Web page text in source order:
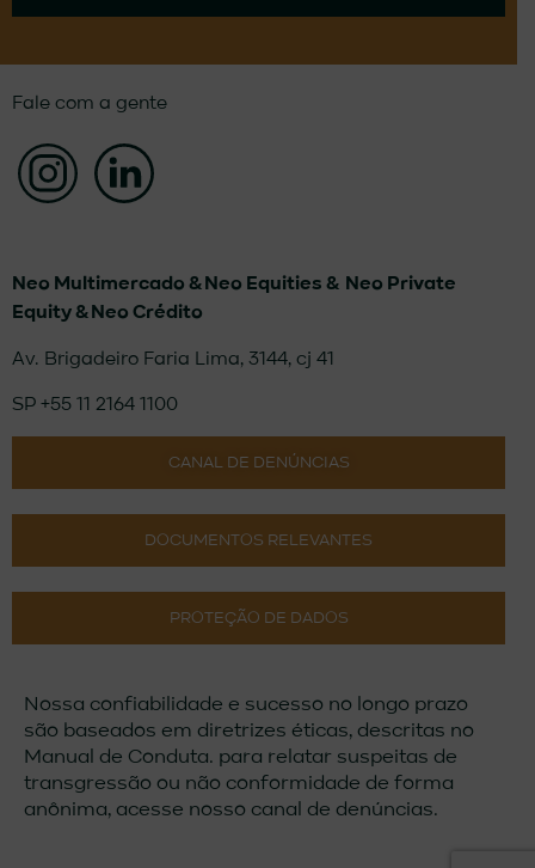
Fale com a gente
Neo Multimercado & Neo Equities & Neo Private
Equity & Neo Crédito
Av. Brigadeiro Faria Lima, 3144, cj 41
SP +55 11 2164 1100
CANAL DE DENÚNCIAS
DOCUMENTOS RELEVANTES
PROTEÇÃO DE DADOS
Nossa confiabilidade e sucesso no longo prazo
são baseados em diretrizes éticas, descritas no
Manual de Conduta. para relatar suspeitas de
transgressão ou não conformidade de forma
anônima, acesse nosso canal de denúncias.